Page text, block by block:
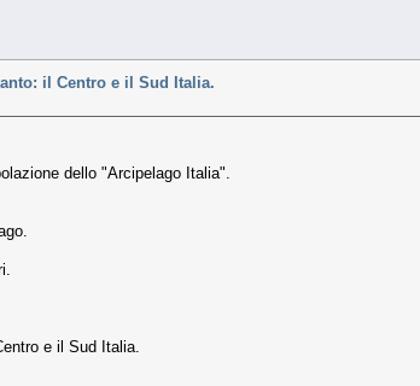
il Centro e il Sud Italia.
dello "Arcipelago Italia".
e il Sud Italia.